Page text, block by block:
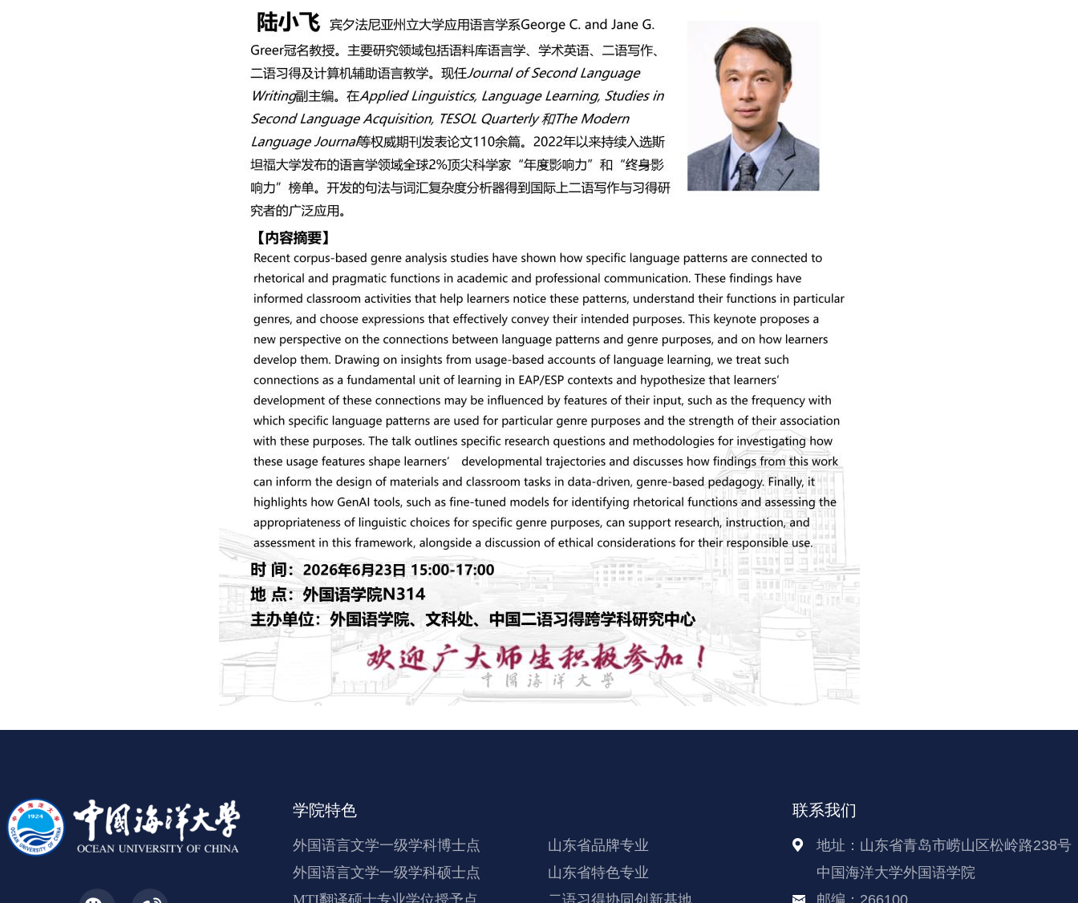
学院特色
外国语言文学一级学科博士点
山东省品牌专业
外国语言文学一级学科硕士点
山东省特色专业
MTI翻译硕士专业学位授予点
二语习得协同创新基地
联系我们
地址：山东省青岛市崂山区松岭路238号
中国海洋大学外国语学院
邮编：266100